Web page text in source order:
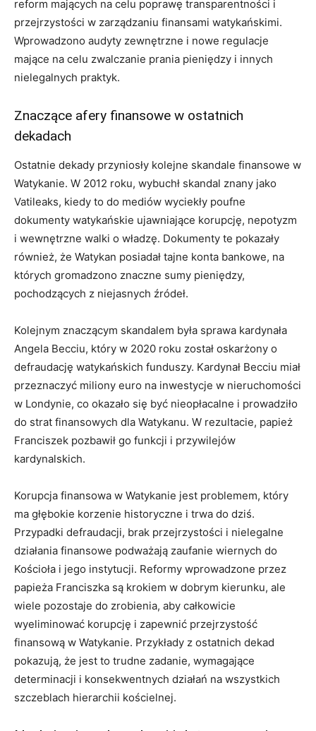
reform mających na celu poprawę transparentności i
przejrzystości w zarządzaniu finansami watykańskimi.
Wprowadzono audyty zewnętrzne i nowe regulacje
mające na celu zwalczanie prania pieniędzy i innych
nielegalnych praktyk.
Znaczące afery finansowe w ostatnich
dekadach
Ostatnie dekady przyniosły kolejne skandale finansowe w
Watykanie. W 2012 roku, wybuchł skandal znany jako
Vatileaks, kiedy to do mediów wyciekły poufne
dokumenty watykańskie ujawniające korupcję, nepotyzm
i wewnętrzne walki o władzę. Dokumenty te pokazały
również, że Watykan posiadał tajne konta bankowe, na
których gromadzono znaczne sumy pieniędzy,
pochodzących z niejasnych źródeł.
Kolejnym znaczącym skandalem była sprawa kardynała
Angela Becciu, który w 2020 roku został oskarżony o
defraudację watykańskich funduszy. Kardynał Becciu miał
przeznaczyć miliony euro na inwestycje w nieruchomości
w Londynie, co okazało się być nieopłacalne i prowadziło
do strat finansowych dla Watykanu. W rezultacie, papież
Franciszek pozbawił go funkcji i przywilejów
kardynalskich.
Korupcja finansowa w Watykanie jest problemem, który
ma głębokie korzenie historyczne i trwa do dziś.
Przypadki defraudacji, brak przejrzystości i nielegalne
działania finansowe podważają zaufanie wiernych do
Kościoła i jego instytucji. Reformy wprowadzone przez
papieża Franciszka są krokiem w dobrym kierunku, ale
wiele pozostaje do zrobienia, aby całkowicie
wyeliminować korupcję i zapewnić przejrzystość
finansową w Watykanie. Przykłady z ostatnich dekad
pokazują, że jest to trudne zadanie, wymagające
determinacji i konsekwentnych działań na wszystkich
szczeblach hierarchii kościelnej.